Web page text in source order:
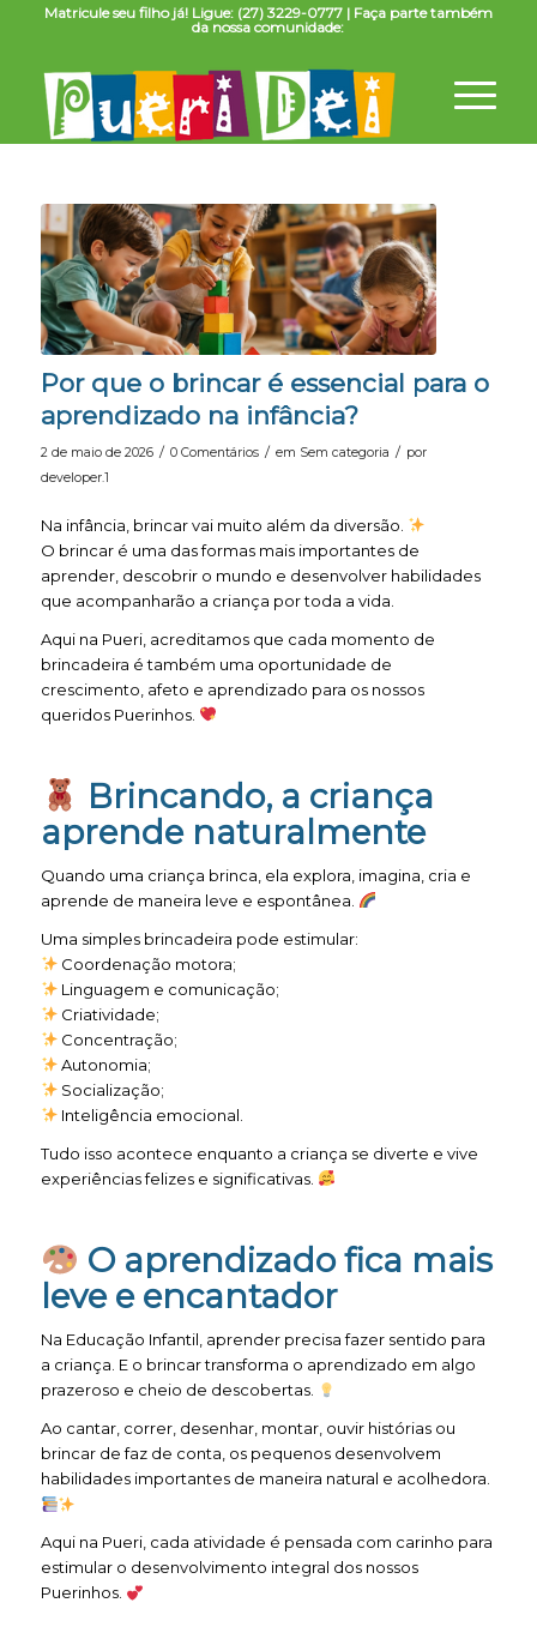
Matricule seu filho já! Ligue: (27) 3229-0777 | Faça parte também
da nossa comunidade:
Por que o brincar é essencial para o
aprendizado na infância?
2 de maio de 2026 / 0 Comentários / em Sem categoria / por
developer.1
Na infância, brincar vai muito além da diversão.
O brincar é uma das formas mais importantes de
aprender, descobrir o mundo e desenvolver habilidades
que acompanharão a criança por toda a vida.
Aqui na Pueri, acreditamos que cada momento de
brincadeira é também uma oportunidade de
crescimento, afeto e aprendizado para os nossos
queridos Puerinhos.
Brincando, a criança
aprende naturalmente
Quando uma criança brinca, ela explora, imagina, cria e
aprende de maneira leve e espontânea.
Uma simples brincadeira pode estimular:
Coordenação motora;
Linguagem e comunicação;
Criatividade;
Concentração;
Autonomia;
Socialização;
Inteligência emocional.
Tudo isso acontece enquanto a criança se diverte e vive
experiências felizes e significativas.
O aprendizado fica mais
leve e encantador
Na Educação Infantil, aprender precisa fazer sentido para
a criança. E o brincar transforma o aprendizado em algo
prazeroso e cheio de descobertas.
Ao cantar, correr, desenhar, montar, ouvir histórias ou
brincar de faz de conta, os pequenos desenvolvem
habilidades importantes de maneira natural e acolhedora.
Aqui na Pueri, cada atividade é pensada com carinho para
estimular o desenvolvimento integral dos nossos
Puerinhos.